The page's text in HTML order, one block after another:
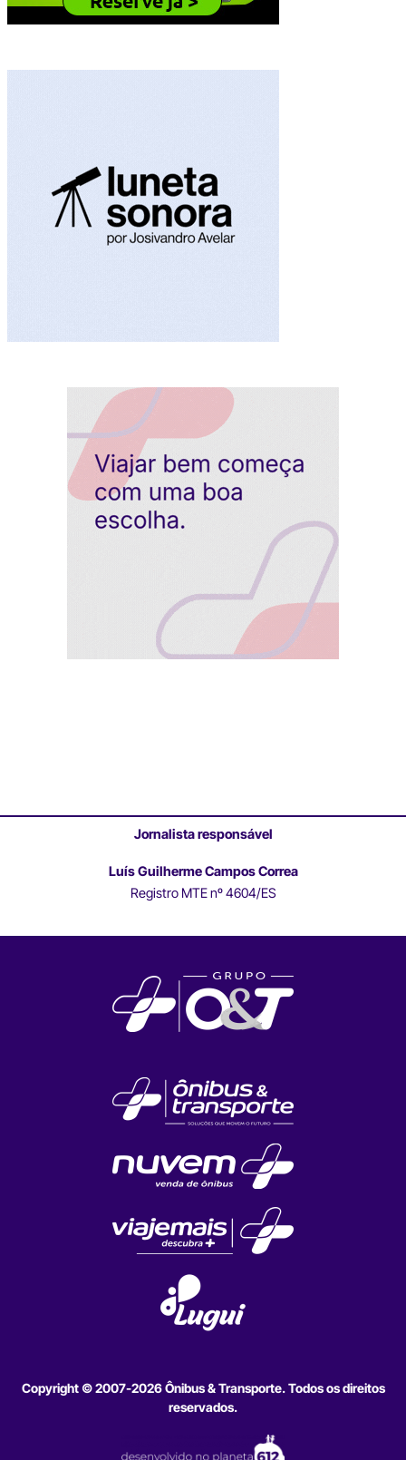
Jornalista responsável
Luís Guilherme Campos Correa
Registro MTE nº 4604/ES
Copyright © 2007-2026 Ônibus & Transporte. Todos os direitos
reservados.